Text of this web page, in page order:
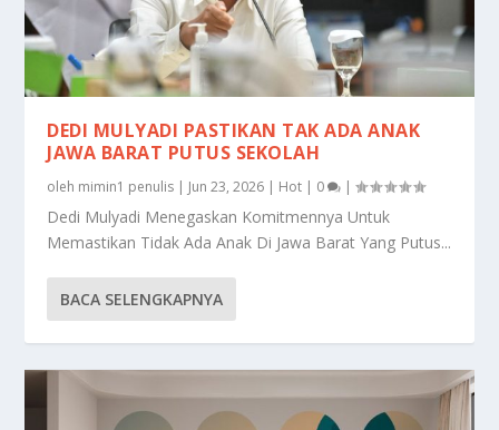
DEDI MULYADI PASTIKAN TAK ADA ANAK
JAWA BARAT PUTUS SEKOLAH
oleh mimin1 penulis | Jun 23, 2026 | Hot | 0 |
Dedi Mulyadi Menegaskan Komitmennya Untuk
Memastikan Tidak Ada Anak Di Jawa Barat Yang Putus...
BACA SELENGKAPNYA